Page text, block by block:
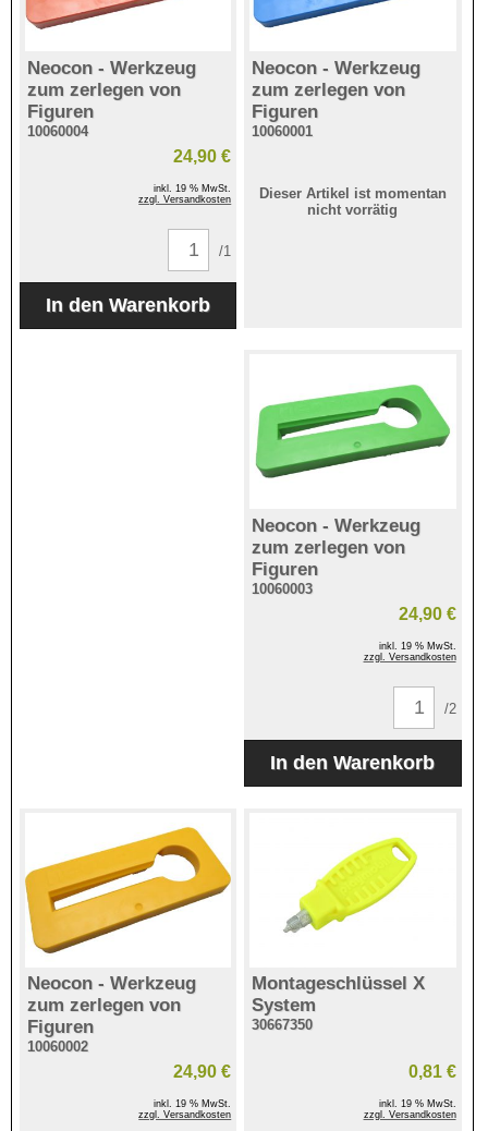
Neocon - Werkzeug
zum zerlegen von
Figuren
10060004
24,90 €
inkl. 19 % MwSt.
zzgl. Versandkosten
/1
Neocon - Werkzeug
zum zerlegen von
Figuren
10060001
Dieser Artikel ist momentan
nicht vorrätig
Neocon - Werkzeug
zum zerlegen von
Figuren
10060003
24,90 €
inkl. 19 % MwSt.
zzgl. Versandkosten
/2
Neocon - Werkzeug
zum zerlegen von
Figuren
10060002
24,90 €
inkl. 19 % MwSt.
zzgl. Versandkosten
Montageschlüssel X
System
30667350
0,81 €
inkl. 19 % MwSt.
zzgl. Versandkosten